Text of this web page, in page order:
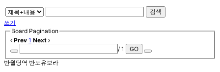
검색
쓰기
Board Pagination
Prev 1 Next
/ 1
GO
반월당역 반도유보라